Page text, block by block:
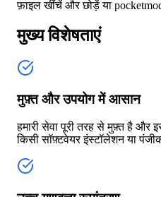
फ़ाइल खींचें और छोड़ें या
मुख्य विशेषताएं
मुफ़्त और उपयोग में आसान
हमारी सेवा पूरी तरह से मुफ़्त है और
किसी सॉफ़्टवेयर इंस्टॉलेशन या